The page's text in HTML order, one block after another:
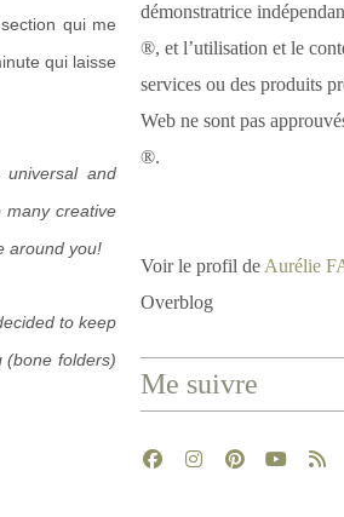
qui me
qui laisse
and
many creative
around you!
to keep
(bone folders)
démonstratrice
®, et l’utilisation et le
services ou des produits
Web ne sont pas
®.
Voir le profil de Aurélie
Overblog
Me suivre